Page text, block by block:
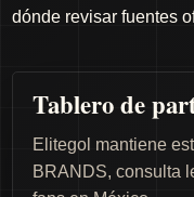
dónde revisar fuentes
Tablero de
Elitegol mantiene
BRANDS, consulta